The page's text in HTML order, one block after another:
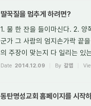
딸꾹질을 멈추게 하려면?
1. 물 한 잔을 들이마신다. 2.
군가 그 사람의 엄지손가락 끝
의 주장이 맞는지 다 일리는 있
Date 2014.12.09 By 갈렙
동탄명성교회 홈페이지를 시